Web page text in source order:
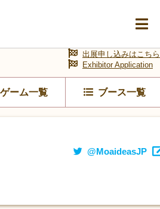
ゲーム一覧 ブース一覧
出展申し込みはこちら
Exhibitor Application
@MoaideasJP